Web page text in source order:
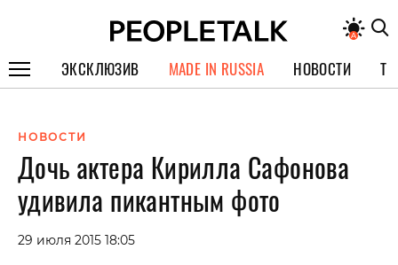
ЭКСКЛЮЗИВ
СПЕЦПРОЕКТЫ
ИНТЕРВЬЮ
ПОКОЛЕНИЕ
MADE IN RUSSIA НОВОСТИ
НОВОСТИ
Дочь актера Кирилла Сафонова
удивила пикантным фото
29 июля 2015 18:05